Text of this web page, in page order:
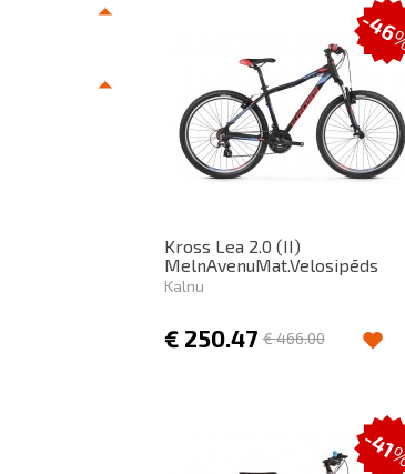
Kross Lea 2.0 (II)
MelnAvenuMat.Velosipēds
Kalnu
€ 250.47 €466.00
-46
-41